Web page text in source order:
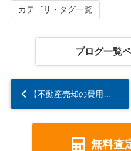
カテゴリ・タグ一覧
ブログ一覧
無料査